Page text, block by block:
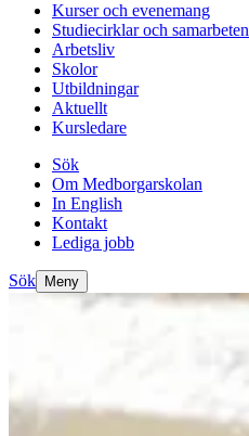
Kurser och evenemang
Studiecirklar och samarbeten
Arbetsliv
Skolor
Utbildningar
Aktuellt
Kursledare
Sök
Om Medborgarskolan
In English
Kontakt
Lediga jobb
Sök Meny